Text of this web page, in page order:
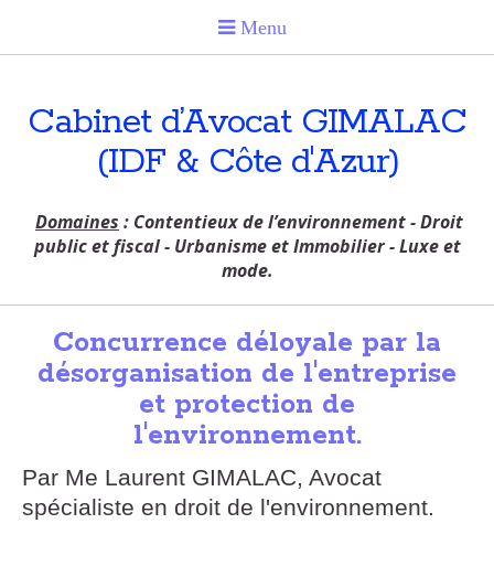
Cabinet d’Avocat GIMALAC
(IDF & Côte d'Azur)
Domaines : Contentieux de l’environnement - Droit
public et fiscal - Urbanisme et Immobilier - Luxe et
mode.
Concurrence déloyale par la
désorganisation de l'entreprise
et protection de
l'environnement.
Par Me Laurent GIMALAC, Avocat
spécialiste en droit de l'environnement.